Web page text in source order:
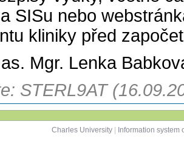
SISu nebo
kliniky před
Mgr. Lenka
STERL9AT
Charles University
Information